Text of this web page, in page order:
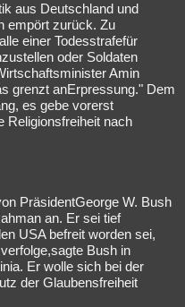
aus Deutschland und
empört zurück. Zu
einer Todesstrafefür
oder Soldaten
Amin
grenzt anErpressung." Dem
es gebe vorerst
Religionsfreiheit nach
PräsidentGeorge W. Bush
an. Er sei tief
USA befreit worden sei,
Bush in
Er wolle sich bei der
der Glaubensfreiheit